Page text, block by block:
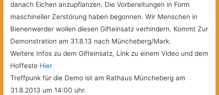
danach Eichen anzupflanzen. Die Vorbereitungen in Form
maschineller Zerstörung haben begonnen. Wir Menschen in
Bienenwerder wollen diesen Gifteinsatz verhindern. Kommt Zur
Demonstration am 31.8.13 nach Müncheberg/Mark.
Weitere Infos zu dem Gifteinsatz, Link zu einem Video und dem
Hoffeste Hier
Treffpunk für die Demo ist am Rathaus Müncheberg am
31.8.2013 um 14:00 uhr.